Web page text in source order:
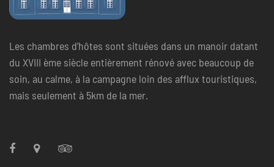
Les chambres d’hôtes sont situées dans un manoir datant
du XVIII ème siècle entièrement rénové avec beaucoup de
soin, au calme, à la campagne loin des afflux touristiques,
mais seulement à 5km de la mer.